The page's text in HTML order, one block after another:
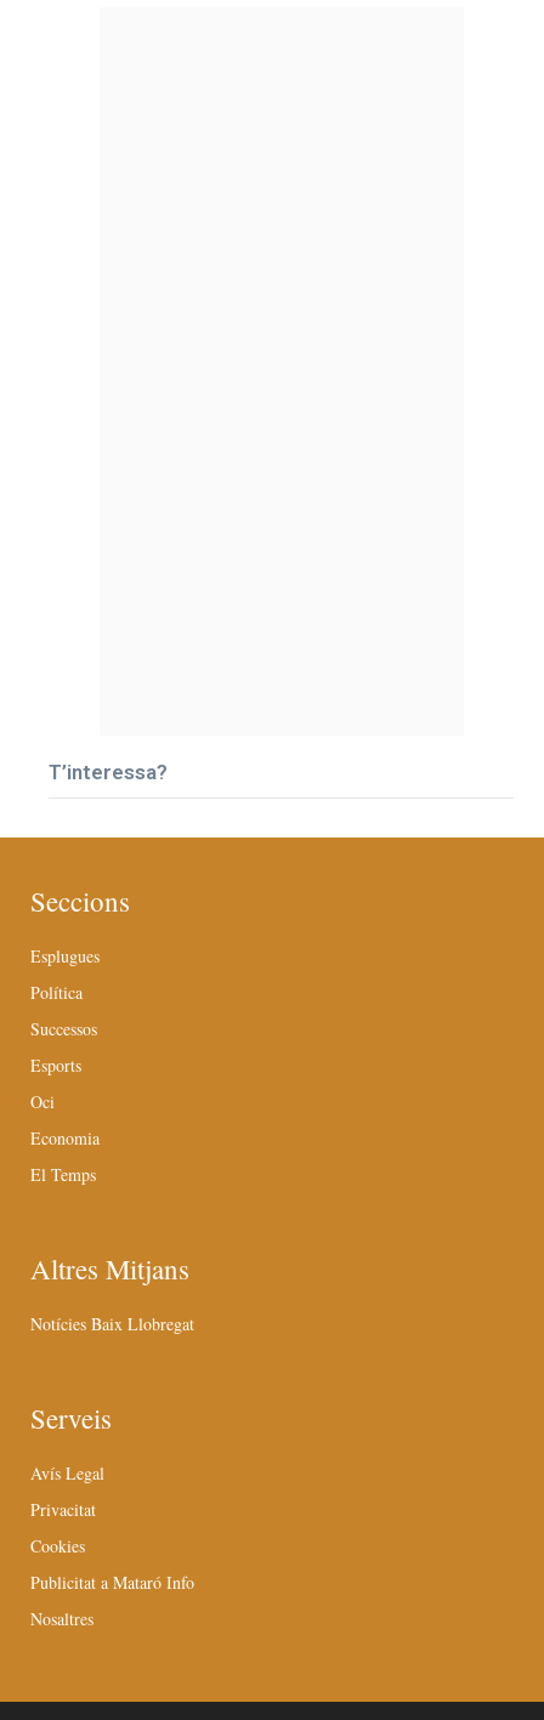
T’interessa?
Seccions
Esplugues
Política
Successos
Esports
Oci
Economia
El Temps
Altres Mitjans
Notícies Baix Llobregat
Serveis
Avís Legal
Privacitat
Cookies
Publicitat a Mataró Info
Nosaltres